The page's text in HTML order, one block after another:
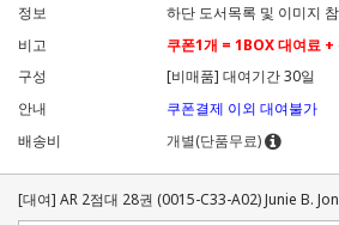
정보
하단 도서목록 및 이미지
비고
쿠폰1개 = 1BOX 대여료
구성
[비매품] 대여기간 30일
안내
쿠폰결제 이외 대여불가
배송비
개별(단품무료)
[대여] AR 2점대 28권 (0015-C33-A02) Junie B.